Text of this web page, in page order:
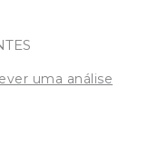
uma análise